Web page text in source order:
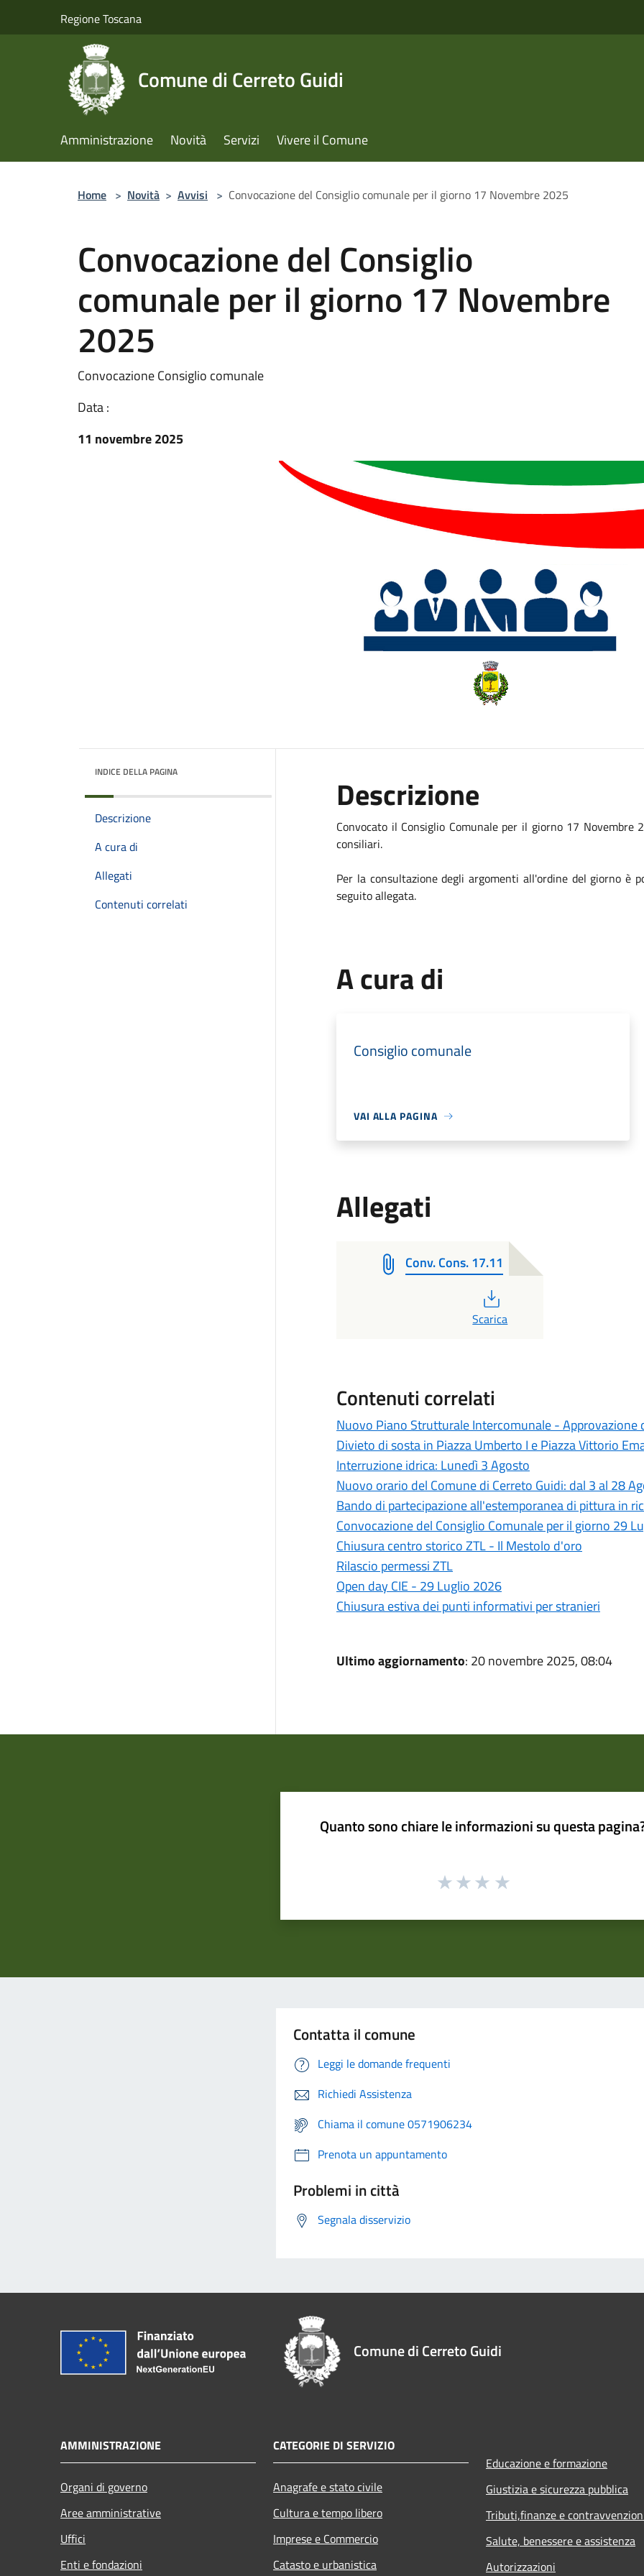
Regione Toscana
Comune di Cerreto Guidi
Amministrazione Novità Servizi Vivere il Comune
Home > Novità > Avvisi > Convocazione del Consiglio comunale per il giorno 17 Novembre 2025
Convocazione del Consiglio
comunale per il giorno 17 Novembre
2025
Convocazione Consiglio comunale
Data :
11 novembre 2025
INDICE DELLA PAGINA
Descrizione
A cura di
Allegati
Contenuti correlati
Descrizione
Convocato il Consiglio Comunale per il giorno 17
consiliari.
Per la consultazione degli argomenti all'ordine del giorno è
seguito allegata.
A cura di
Consiglio comunale
VAI ALLA PAGINA
Allegati
Conv. Cons. 17.11
Scarica
Contenuti correlati
Nuovo Piano Strutturale Intercomunale - Approvazione
Divieto di sosta in Piazza Umberto I e Piazza Vittorio
Interruzione idrica: Lunedì 3 Agosto
Nuovo orario del Comune di Cerreto Guidi: dal 3 al 28
Bando di partecipazione all'estemporanea di pittura in
Convocazione del Consiglio Comunale per il giorno 29
Chiusura centro storico ZTL - Il Mestolo d'oro
Rilascio permessi ZTL
Open day CIE - 29 Luglio 2026
Chiusura estiva dei punti informativi per stranieri
Ultimo aggiornamento: 20 novembre 2025, 08:04
Quanto sono chiare le informazioni su questa
Contatta il comune
Leggi le domande frequenti
Richiedi Assistenza
Chiama il comune 0571906234
Prenota un appuntamento
Problemi in città
Segnala disservizio
Comune di Cerreto Guidi
AMMINISTRAZIONE
Organi di governo
Aree amministrative
Uffici
Enti e fondazioni
CATEGORIE DI SERVIZIO
Anagrafe e stato civile
Cultura e tempo libero
Imprese e Commercio
Catasto e urbanistica
Educazione e formazione
Giustizia e sicurezza pubblica
Tributi,finanze e
Salute, benessere e assistenza
Autorizzazioni